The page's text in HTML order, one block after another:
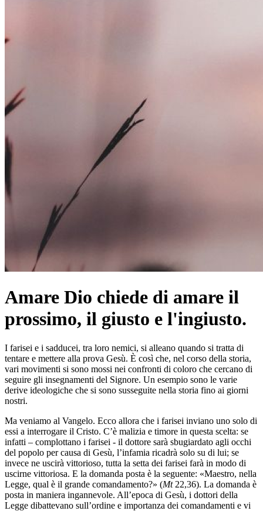
Amare Dio chiede di amare il
prossimo, il giusto e l'ingiusto.
I farisei e i sadducei, tra loro nemici, si alleano quando si tratta di
tentare e mettere alla prova Gesù. È così che, nel corso della storia,
vari movimenti si sono mossi nei confronti di coloro che cercano di
seguire gli insegnamenti del Signore. Un esempio sono le varie
derive ideologiche che si sono susseguite nella storia fino ai giorni
nostri.
Ma veniamo al Vangelo. Ecco allora che i farisei inviano uno solo di
essi a interrogare il Cristo. C’è malizia e timore in questa scelta: se
infatti – complottano i farisei - il dottore sarà sbugiardato agli occhi
del popolo per causa di Gesù, l’infamia ricadrà solo su di lui; se
invece ne uscirà vittorioso, tutta la setta dei farisei farà in modo di
uscirne vittoriosa. E la domanda posta è la seguente: «Maestro, nella
Legge, qual è il grande comandamento?» (Mt 22,36). La domanda è
posta in maniera ingannevole. All’epoca di Gesù, i dottori della
Legge dibattevano sull’ordine e importanza dei comandamenti e vi